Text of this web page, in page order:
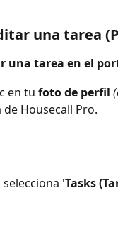
una tarea
una tarea en el
en tu foto de perfil
de Housecall Pro.
selecciona 'Tasks